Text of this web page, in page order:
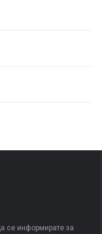
се информирате за